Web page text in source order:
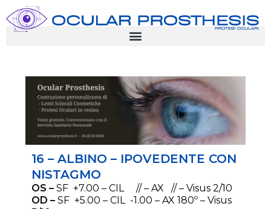
16 – ALBINO – IPOVEDENTE CON
NISTAGMO
OS –SF +7.00 – CIL // – AX // – Visus 2/10
OD –SF +5.00 – CIL -1.00 – AX 180º – Visus